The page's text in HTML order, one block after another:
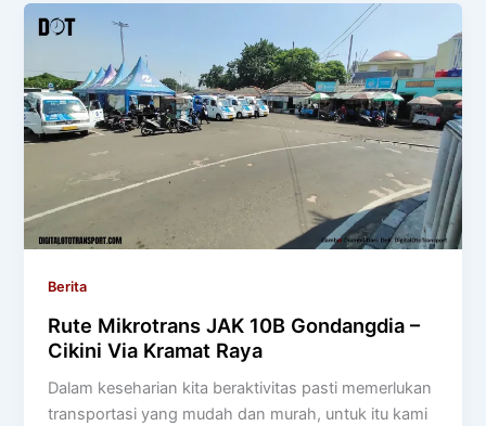
Berita
Rute Mikrotrans JAK 10B Gondangdia –
Cikini Via Kramat Raya
Dalam keseharian kita beraktivitas pasti memerlukan
transportasi yang mudah dan murah, untuk itu kami